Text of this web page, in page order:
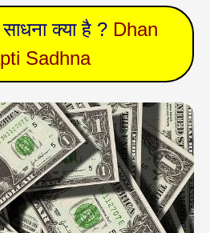
क्या है ? Dhan
Sadhna